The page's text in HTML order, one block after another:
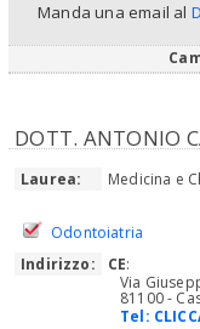
Manda una email al
DOTT. ANTONIO
Laurea: Medicina e
Odontoiatria
Indirizzo:
CE:
Via
81100 -
Tel: